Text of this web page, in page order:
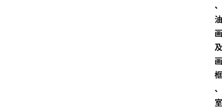
、
油
画
及
画
框
、
室